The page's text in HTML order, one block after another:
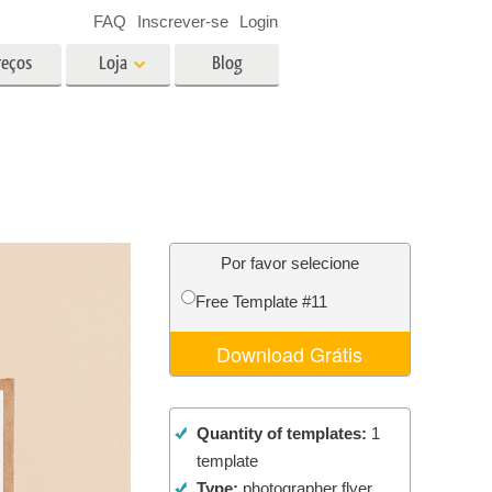
de
Foto Restauração Serviços
Loja Blog
FAQ Inscrever-se Login
Por favor selecione
Free Template #11
Download Grátis
Quantity of templates: 1
template
Type: photographer flyer